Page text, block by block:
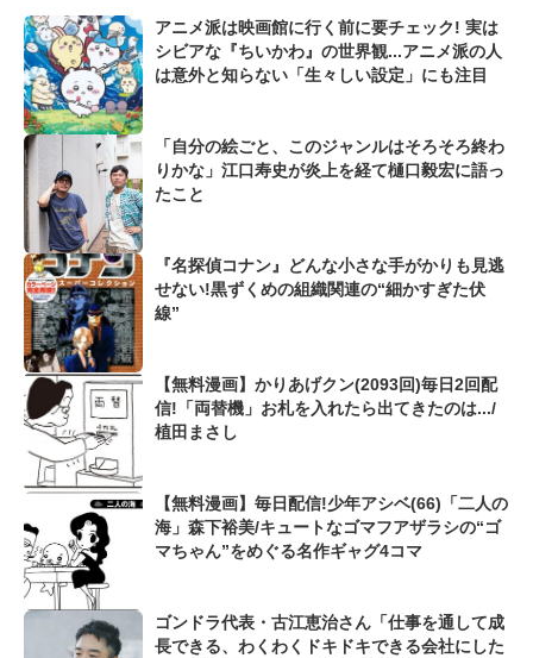
アニメ派は映画館に行く前に要チェック! 実は
シビアな『ちいかわ』の世界観...アニメ派の人
は意外と知らない「生々しい設定」にも注目
「自分の絵ごと、このジャンルはそろそろ終わ
りかな」江口寿史が炎上を経て樋口毅宏に語っ
たこと
『名探偵コナン』どんな小さな手がかりも見逃
せない!黒ずくめの組織関連の“細かすぎた伏
線”
【無料漫画】かりあげクン(2093回)毎日2回配
信!「両替機」お札を入れたら出てきたのは.../
植田まさし
【無料漫画】毎日配信!少年アシベ(66)「二人の
海」森下裕美/キュートなゴマフアザラシの“ゴ
マちゃん”をめぐる名作ギャグ4コマ
ゴンドラ代表・古江恵治さん「仕事を通して成
長できる、わくわくドキドキできる会社にした